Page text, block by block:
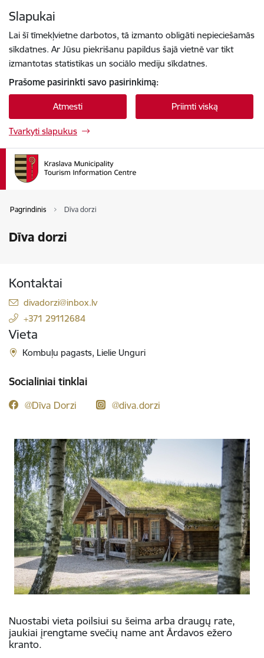
Slapukai
Lai šī tīmekļvietne darbotos, tā izmanto obligāti nepieciešamās
sīkdatnes. Ar Jūsu piekrišanu papildus šajā vietnē var tikt
izmantotas statistikas un sociālo mediju sīkdatnes.
Prašome pasirinkti savo pasirinkimą:
Atmesti Priimti viską
Tvarkyti slapukus
Pagrindinis Dīva dorzi
Dīva dorzi
Kontaktai
El. paštas:
divadorzi@inbox.lv
+371 29112684
Vieta
Kombuļu pagasts, Lielie Unguri
Socialiniai tinklai
@Dīva Dorzi @diva.dorzi
Nuostabi vieta poilsiui su šeima arba draugų rate,
jaukiai įrengtame svečių name ant Ārdavos ežero
kranto.